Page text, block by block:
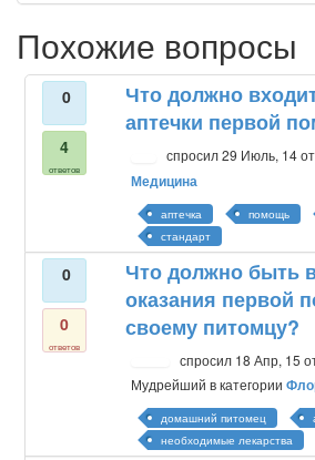
Похожие вопросы
0
4
ответов
Что должно
аптечки первой
спросил 29 Июль, 14
Медицина
аптечка помощь
стандарт
0
0
ответов
Что должно быть
оказания первой
своему питомцу?
спросил 18 Апр, 15
Мудрейший в категории
домашний питомец
необходимые лекарства